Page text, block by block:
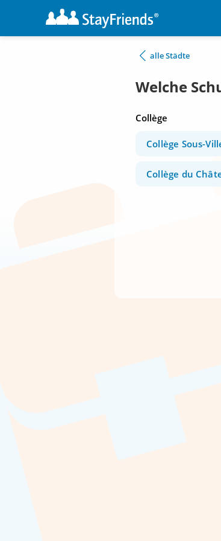
alle Städte
Welche
Collège
Collège Sous-
Collège du